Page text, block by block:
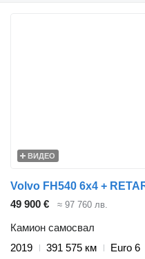
ВИДЕО
49 900 € ≈ 97 760 лв.
Камион самосвал
2019
391 575 км
Euro 6